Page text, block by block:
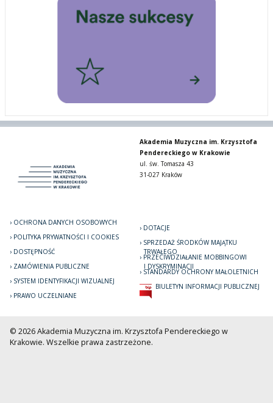
Akademia Muzyczna im. Krzysztofa
Pendereckiego w Krakowie
ul. św. Tomasza 43
31-027 Kraków
OCHRONA DANYCH OSOBOWYCH
POLITYKA PRYWATNOŚCI I COOKIES
DOSTĘPNOŚĆ
ZAMÓWIENIA PUBLICZNE
SYSTEM IDENTYFIKACJI WIZUALNEJ
PRAWO UCZELNIANE
DOTACJE
SPRZEDAŻ ŚRODKÓW MAJĄTKU
TRWAŁEGO
PRZECIWDZIAŁANIE MOBBINGOWI
I DYSKRYMINACJI
STANDARDY OCHRONY MAŁOLETNICH
BIULETYN INFORMACJI PUBLICZNEJ
© 2026 Akademia Muzyczna im. Krzysztofa Pendereckiego w
Krakowie. Wszelkie prawa zastrzeżone.